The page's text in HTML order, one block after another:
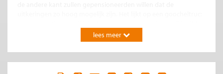
halen. Daarnaast is het voor een pensioenfonds erg belangrijk
om kapitaal achter de hand te hebben. De verliezen die
pensioenfondsen lijden moeten gedekt zijn door een
vermogensbuffer. Die buffer moet groot genoeg zijn om
lees meer